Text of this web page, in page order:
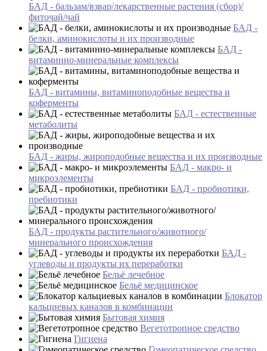
БАД - бальзам/взвар/лекарственные растения (сбор)/
фиточай/чай
БАД -
белки, аминокислоты и их производные
БАД -
витаминно-минеральные комплексы
БАД - витамины, витаминоподобные вещества и
коферменты
БАД - естественные
метаболиты
БАД - жиры, жироподобные вещества и их производные
БАД - макро- и
микроэлементы
БАД - пробиотики,
пребиотики
БАД - продукты растительного/животного/
минерального происхождения
БАД -
углеводы и продукты их переработки
Бельё лечебное
Бельё медицинское
Блокатор
кальциевых каналов в комбинации
Бытовая химия
Вегетотропное средство
Гигиена